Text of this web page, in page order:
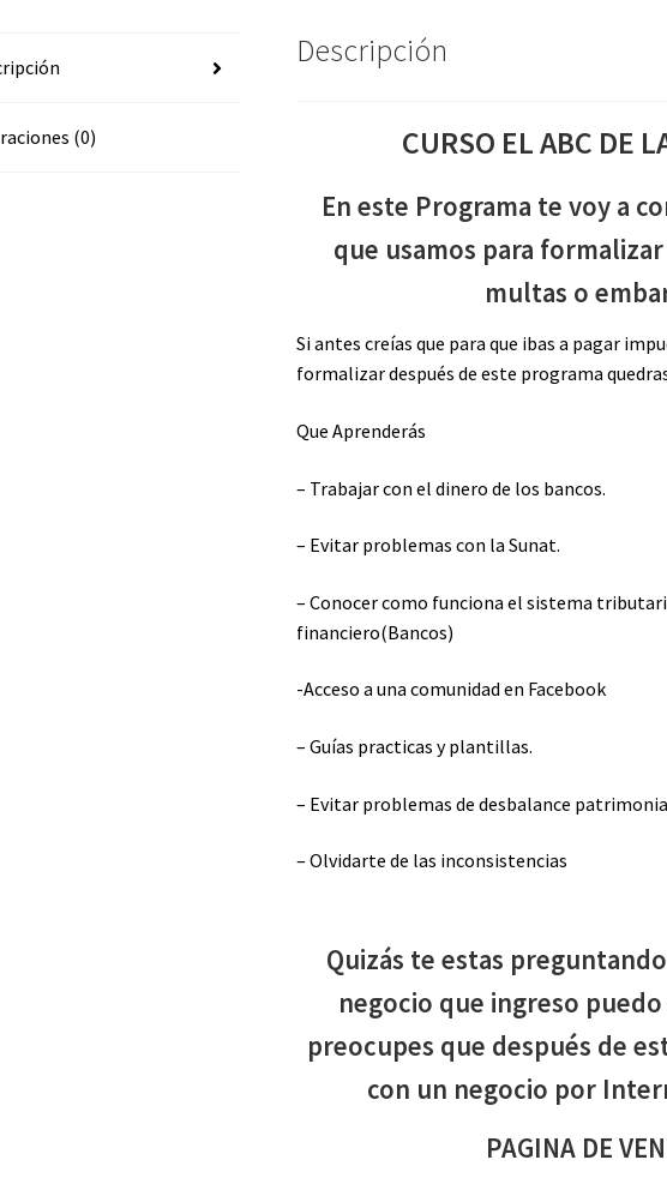
(0)
Descripción
CURSO EL ABC DE
En este Programa te voy a
que usamos para
multas o
Si antes creías que para que ibas a pagar
formalizar después de este programa
Que Aprenderás
– Trabajar con el dinero de los bancos.
– Evitar problemas con la Sunat.
– Conocer como funciona el sistema
financiero(Bancos)
-Acceso a una comunidad en Facebook
– Guías practicas y plantillas.
– Evitar problemas de desbalance
– Olvidarte de las inconsistencias
Quizás te estas
negocio que ingreso
preocupes que después de
con un negocio por
PAGINA DE